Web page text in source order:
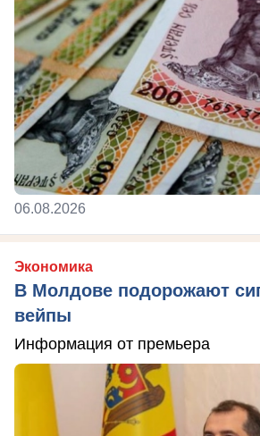
06.08.2026
Экономика
В Молдове подорожают
вейпы
Информация от премьера